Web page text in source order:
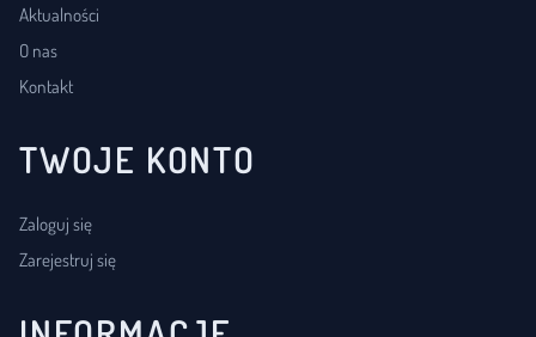
Aktualności
O nas
Kontakt
TWOJE KONTO
Zaloguj się
Zarejestruj się